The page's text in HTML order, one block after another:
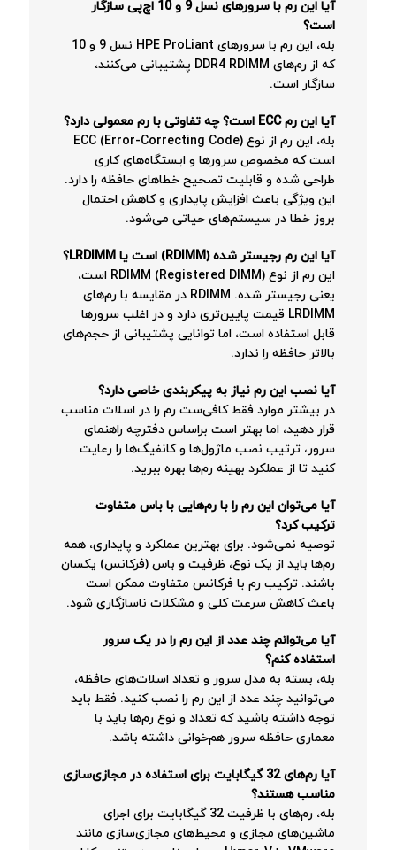
آیا این رم با سرورهای نسل 9 و 10 اچ‌پی سازگار
است؟
بله، این رم با سرورهای HPE ProLiant نسل 9 و 10
که از رم‌های DDR4 RDIMM پشتیبانی می‌کنند،
سازگار است.
آیا این رم ECC است؟ چه تفاوتی با رم معمولی دارد؟
بله، این رم از نوع ECC (Error-Correcting Code)
است که مخصوص سرورها و ایستگاه‌های کاری
طراحی شده و قابلیت تصحیح خطاهای حافظه را دارد.
این ویژگی باعث افزایش پایداری و کاهش احتمال
بروز خطا در سیستم‌های حیاتی می‌شود.
آیا این رم رجیستر شده (RDIMM) است یا LRDIMM؟
این رم از نوع RDIMM (Registered DIMM) است،
یعنی رجیستر شده. RDIMM در مقایسه با رم‌های
LRDIMM قیمت پایین‌تری دارد و در اغلب سرورها
قابل استفاده است، اما توانایی پشتیبانی از حجم‌های
بالاتر حافظه را ندارد.
آیا نصب این رم نیاز به پیکربندی خاصی دارد؟
در بیشتر موارد فقط کافی‌ست رم را در اسلات مناسب
قرار دهید، اما بهتر است براساس دفترچه راهنمای
سرور، ترتیب نصب ماژول‌ها و کانفیگ‌ها را رعایت
کنید تا از عملکرد بهینه رم‌ها بهره ببرید.
آیا می‌توان این رم را با رم‌هایی با باس متفاوت
ترکیب کرد؟
توصیه نمی‌شود. برای بهترین عملکرد و پایداری، همه
رم‌ها باید از یک نوع، ظرفیت و باس (فرکانس) یکسان
باشند. ترکیب رم با فرکانس متفاوت ممکن است
باعث کاهش سرعت کلی و مشکلات ناسازگاری شود.
آیا می‌توانم چند عدد از این رم را در یک سرور
استفاده کنم؟
بله، بسته به مدل سرور و تعداد اسلات‌های حافظه،
می‌توانید چند عدد از این رم را نصب کنید. فقط باید
توجه داشته باشید که تعداد و نوع رم‌ها باید با
معماری حافظه سرور هم‌خوانی داشته باشد.
آیا رم‌های 32 گیگابایت برای استفاده در مجازی‌سازی
مناسب هستند؟
بله، رم‌های با ظرفیت 32 گیگابایت برای اجرای
ماشین‌های مجازی و محیط‌های مجازی‌سازی مانند